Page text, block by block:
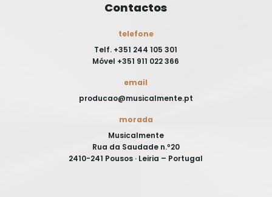
Contactos
telefone
Telf. +351 244 105 301
Móvel +351 911 022 366
email
producao@musicalmente.pt
morada
Musicalmente
Rua da Saudade n.º20
2410-241 Pousos · Leiria – Portugal